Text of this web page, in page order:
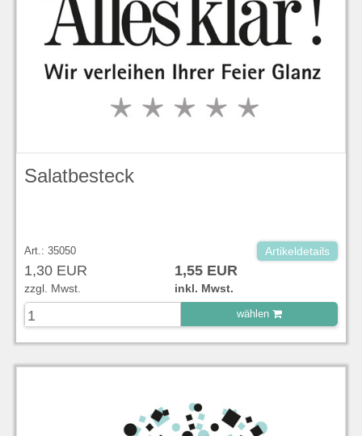
Salatbesteck
Art.: 35050 Artikeldetails
1,30 EUR 1,55 EUR
zzgl. Mwst. inkl. Mwst.
wählen
zu Warenkorb hinzugefügt.